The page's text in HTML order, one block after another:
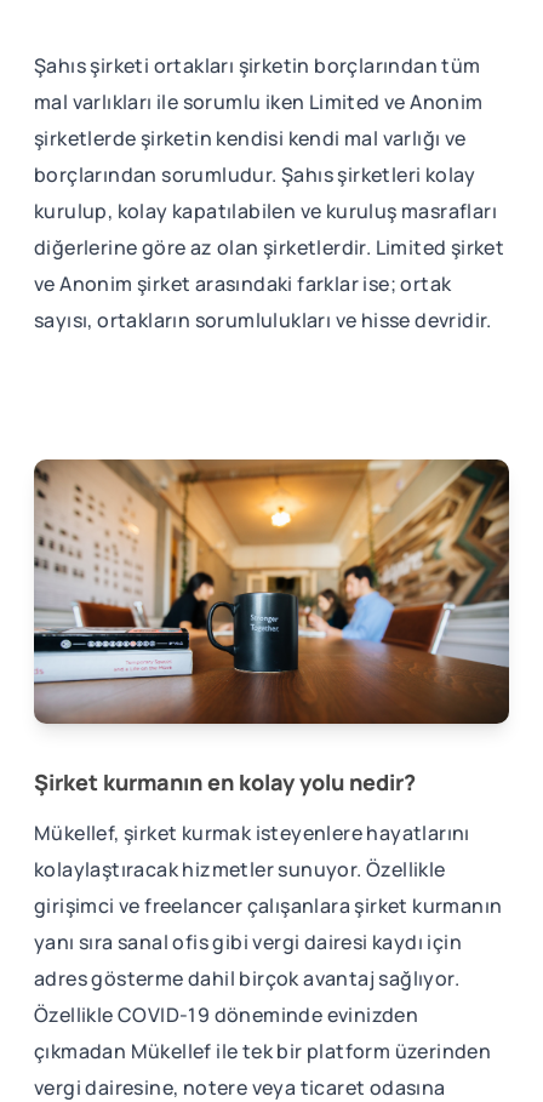
Şahıs şirketi ortakları şirketin borçlarından tüm
mal varlıkları ile sorumlu iken Limited ve Anonim
şirketlerde şirketin kendisi kendi mal varlığı ve
borçlarından sorumludur. Şahıs şirketleri kolay
kurulup, kolay kapatılabilen ve kuruluş masrafları
diğerlerine göre az olan şirketlerdir. Limited şirket
ve Anonim şirket arasındaki farklar ise; ortak
sayısı, ortakların sorumlulukları ve hisse devridir.
Şirket kurmanın en kolay yolu nedir?
Mükellef, şirket kurmak isteyenlere hayatlarını
kolaylaştıracak hizmetler sunuyor. Özellikle
girişimci ve freelancer çalışanlara şirket kurmanın
yanı sıra sanal ofis gibi vergi dairesi kaydı için
adres gösterme dahil birçok avantaj sağlıyor.
Özellikle COVID-19 döneminde evinizden
çıkmadan Mükellef ile tek bir platform üzerinden
vergi dairesine, notere veya ticaret odasına